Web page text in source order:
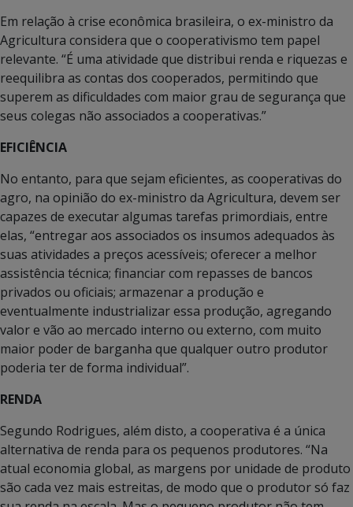
Em relação à crise econômica brasileira, o ex-ministro da
Agricultura considera que o cooperativismo tem papel
relevante. “É uma atividade que distribui renda e riquezas e
reequilibra as contas dos cooperados, permitindo que
superem as dificuldades com maior grau de segurança que
seus colegas não associados a cooperativas.”
EFICIÊNCIA
No entanto, para que sejam eficientes, as cooperativas do
agro, na opinião do ex-ministro da Agricultura, devem ser
capazes de executar algumas tarefas primordiais, entre
elas, “entregar aos associados os insumos adequados às
suas atividades a preços acessíveis; oferecer a melhor
assistência técnica; financiar com repasses de bancos
privados ou oficiais; armazenar a produção e
eventualmente industrializar essa produção, agregando
valor e vão ao mercado interno ou externo, com muito
maior poder de barganha que qualquer outro produtor
poderia ter de forma individual”.
RENDA
Segundo Rodrigues, além disto, a cooperativa é a única
alternativa de renda para os pequenos produtores. “Na
atual economia global, as margens por unidade de produto
são cada vez mais estreitas, de modo que o produtor só faz